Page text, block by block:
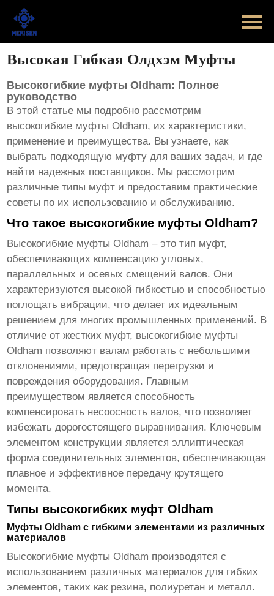
Главная
Случаи
Оборудование завода
Контакты
О Нас
Высокая Гибкая Олдхэм Муфты
Высокогибкие муфты Oldham: Полное
руководство
В этой статье мы подробно рассмотрим
высокогибкие муфты Oldham, их характеристики,
применение и преимущества. Вы узнаете, как
выбрать подходящую муфту для ваших задач, и где
найти надежных поставщиков. Мы рассмотрим
различные типы муфт и предоставим практические
советы по их использованию и обслуживанию.
Что такое высокогибкие муфты Oldham?
Высокогибкие муфты Oldham – это тип муфт,
обеспечивающих компенсацию угловых,
параллельных и осевых смещений валов. Они
характеризуются высокой гибкостью и способностью
поглощать вибрации, что делает их идеальным
решением для многих промышленных применений. В
отличие от жестких муфт, высокогибкие муфты
Oldham позволяют валам работать с небольшими
отклонениями, предотвращая перегрузки и
повреждения оборудования. Главным
преимуществом является способность
компенсировать несоосность валов, что позволяет
избежать дорогостоящего выравнивания. Ключевым
элементом конструкции является эллиптическая
форма соединительных элементов, обеспечивающая
плавное и эффективное передачу крутящего
момента.
Типы высокогибких муфт Oldham
Муфты Oldham с гибкими элементами из различных
материалов
Высокогибкие муфты Oldham производятся с
использованием различных материалов для гибких
элементов, таких как резина, полиуретан и металл.